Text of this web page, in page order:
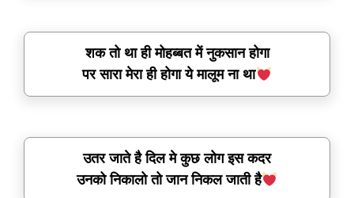
शक तो था ही मोहब्बत में नुकसान होगा
पर सारा मेरा ही होगा ये मालूम ना था
उतर जाते है दिल मे कुछ लोग इस कदर
उनको निकालो तो जान निकल जाती है